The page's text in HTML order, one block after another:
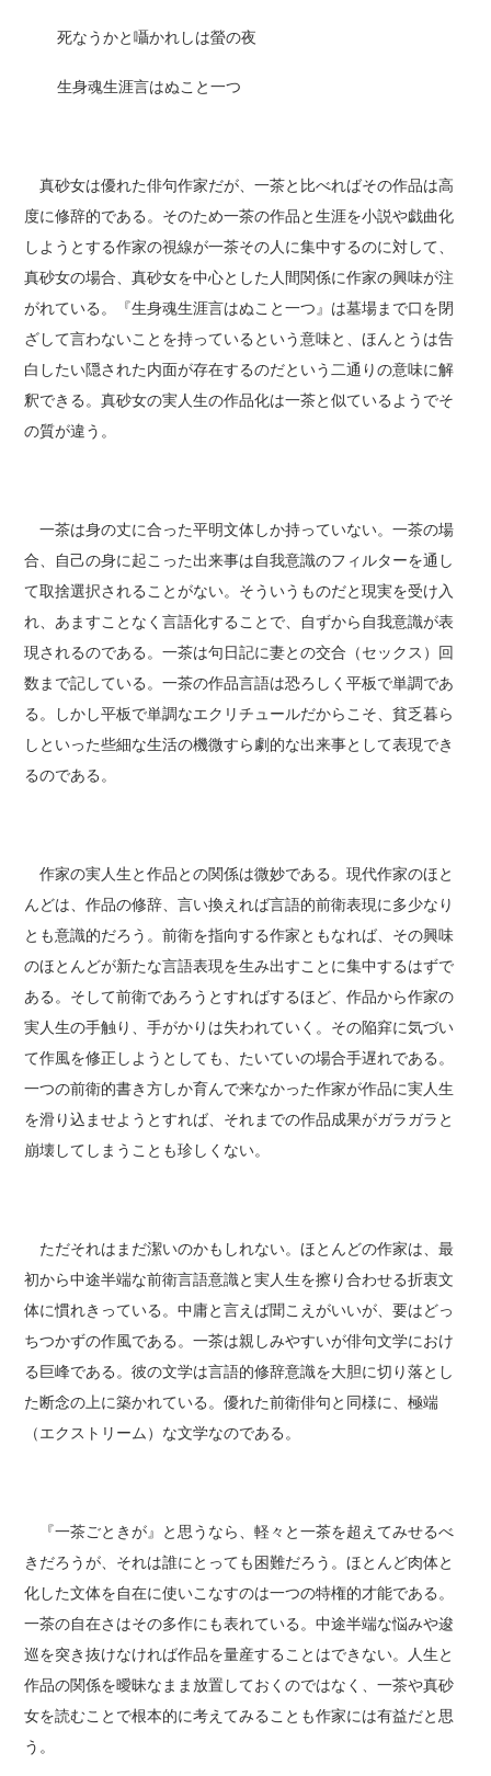
死なうかと囁かれしは螢の夜
生身魂生涯言はぬこと一つ
真砂女は優れた俳句作家だが、一茶と比べればその作品は高
度に修辞的である。そのため一茶の作品と生涯を小説や戯曲化
しようとする作家の視線が一茶その人に集中するのに対して、
真砂女の場合、真砂女を中心とした人間関係に作家の興味が注
がれている。『生身魂生涯言はぬこと一つ』は墓場まで口を閉
ざして言わないことを持っているという意味と、ほんとうは告
白したい隠された内面が存在するのだという二通りの意味に解
釈できる。真砂女の実人生の作品化は一茶と似ているようでそ
の質が違う。
一茶は身の丈に合った平明文体しか持っていない。一茶の場
合、自己の身に起こった出来事は自我意識のフィルターを通し
て取捨選択されることがない。そういうものだと現実を受け入
れ、あますことなく言語化することで、自ずから自我意識が表
現されるのである。一茶は句日記に妻との交合（セックス）回
数まで記している。一茶の作品言語は恐ろしく平板で単調であ
る。しかし平板で単調なエクリチュールだからこそ、貧乏暮ら
しといった些細な生活の機微すら劇的な出来事として表現でき
るのである。
作家の実人生と作品との関係は微妙である。現代作家のほと
んどは、作品の修辞、言い換えれば言語的前衛表現に多少なり
とも意識的だろう。前衛を指向する作家ともなれば、その興味
のほとんどが新たな言語表現を生み出すことに集中するはずで
ある。そして前衛であろうとすればするほど、作品から作家の
実人生の手触り、手がかりは失われていく。その陥穽に気づい
て作風を修正しようとしても、たいていの場合手遅れである。
一つの前衛的書き方しか育んで来なかった作家が作品に実人生
を滑り込ませようとすれば、それまでの作品成果がガラガラと
崩壊してしまうことも珍しくない。
ただそれはまだ潔いのかもしれない。ほとんどの作家は、最
初から中途半端な前衛言語意識と実人生を擦り合わせる折衷文
体に慣れきっている。中庸と言えば聞こえがいいが、要はどっ
ちつかずの作風である。一茶は親しみやすいが俳句文学におけ
る巨峰である。彼の文学は言語的修辞意識を大胆に切り落とし
た断念の上に築かれている。優れた前衛俳句と同様に、極端
（エクストリーム）な文学なのである。
『一茶ごときが』と思うなら、軽々と一茶を超えてみせるべ
きだろうが、それは誰にとっても困難だろう。ほとんど肉体と
化した文体を自在に使いこなすのは一つの特権的才能である。
一茶の自在さはその多作にも表れている。中途半端な悩みや逡
巡を突き抜けなければ作品を量産することはできない。人生と
作品の関係を曖昧なまま放置しておくのではなく、一茶や真砂
女を読むことで根本的に考えてみることも作家には有益だと思
う。